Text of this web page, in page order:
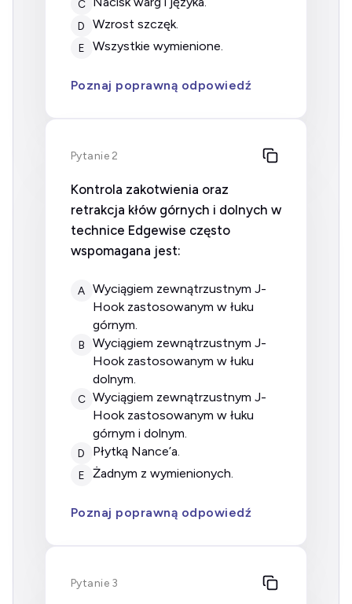
C
D wzrost szczęk.
E wszystkie wymienione.
Poznaj poprawną odpowiedź
Pytanie 2
Kontrola zakotwienia oraz
retrakcja kłów górnych i dolnych w
technice Edgewise często
wspomagana jest:
A
wyciągiem zewnątrzustnym J-
Hook zastosowanym w łuku
górnym.
B
wyciągiem zewnątrzustnym J-
Hook zastosowanym w łuku
dolnym.
C wyciągiem zewnątrzustnym J-
Hook zastosowanym w łuku
górnym i dolnym.
D płytką Nance’a.
E żadnym z wymienionych.
Poznaj poprawną odpowiedź
Pytanie 3